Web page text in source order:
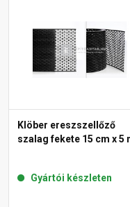
Klöber ereszszellőző
szalag fekete 15 cm x 5
Gyártói készleten